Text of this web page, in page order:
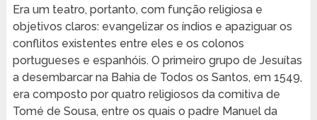
Era um teatro, portanto, com função religiosa e
objetivos claros: evangelizar os índios e apaziguar os
conflitos existentes entre eles e os colonos
portugueses e espanhóis. O primeiro grupo de Jesuítas
a desembarcar na Bahia de Todos os Santos, em 1549,
era composto por quatro religiosos da comitiva de
Tomé de Sousa, entre os quais o padre Manuel da